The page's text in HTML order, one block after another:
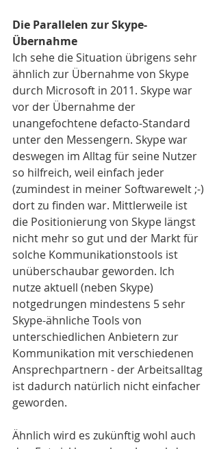
Die Parallelen zur Skype-
Übernahme
Ich sehe die Situation übrigens sehr
ähnlich zur Übernahme von Skype
durch Microsoft in 2011. Skype war
vor der Übernahme der
unangefochtene defacto-Standard
unter den Messengern. Skype war
deswegen im Alltag für seine Nutzer
so hilfreich, weil einfach jeder
(zumindest in meiner Softwarewelt ;-)
dort zu finden war. Mittlerweile ist
die Positionierung von Skype längst
nicht mehr so gut und der Markt für
solche Kommunikationstools ist
unüberschaubar geworden. Ich
nutze aktuell (neben Skype)
notgedrungen mindestens 5 sehr
Skype-ähnliche Tools von
unterschiedlichen Anbietern zur
Kommunikation mit verschiedenen
Ansprechpartnern - der Arbeitsalltag
ist dadurch natürlich nicht einfacher
geworden.
Ähnlich wird es zukünftig wohl auch